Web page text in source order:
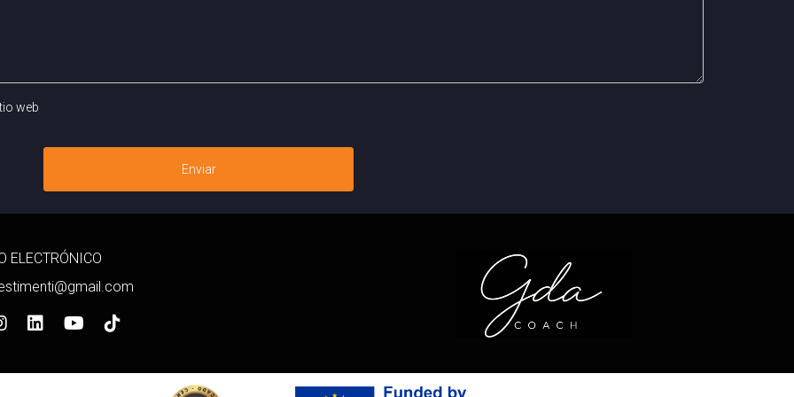
recursos disponibles para ayudarle a tener éxito. Aproveche estos recursos e invierta en su desarrollo
tus habilidades para convertirte en un profesional de ventas de éxito. ¡Por tu éxito!
web
Enviar
ELECTRÓNICO